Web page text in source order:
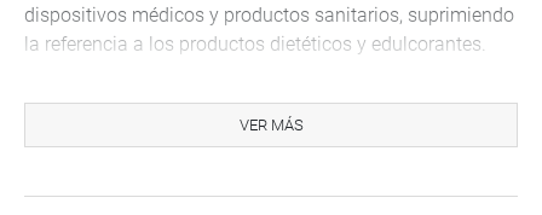
dispositivos médicos y productos sanitarios, suprimiendo
la referencia a los productos dietéticos y edulcorantes.
También figuran en la agenda la propuesta para
parlamentarios, de la Comisión de Ética Parlamentaria y
VER MÁS